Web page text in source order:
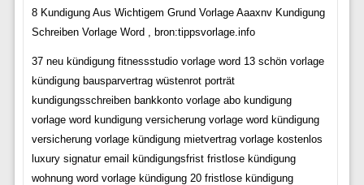
8 Kundigung Aus Wichtigem Grund Vorlage Aaaxnv Kundigung
Schreiben Vorlage Word , bron:tippsvorlage.info
37 neu kündigung fitnessstudio vorlage word 13 schön vorlage
kündigung bausparvertrag wüstenrot porträt
kundigungsschreiben bankkonto vorlage abo kundigung
vorlage word kundigung versicherung vorlage word kündigung
versicherung vorlage kündigung mietvertrag vorlage kostenlos
luxury signatur email kündigungsfrist fristlose kündigung
wohnung word vorlage kündigung 20 fristlose kündigung